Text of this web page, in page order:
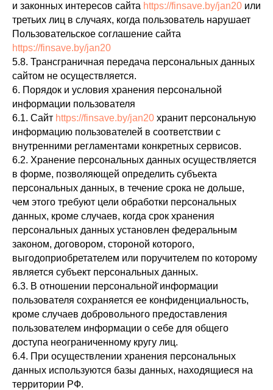
и законных интересов сайта https://finsave.by/jan20 или
третьих лиц в случаях, когда пользователь нарушает
Пользовательское соглашение сайта
https://finsave.by/jan20
5.8. Трансграничная передача персональных данных
сайтом не осуществляется.
6. Порядок и условия хранения персональной
информации пользователя
6.1. Сайт https://finsave.by/jan20 хранит персональную
информацию пользователей в соответствии с
внутренними регламентами конкретных сервисов.
6.2. Хранение персональных данных осуществляется
в форме, позволяющей определить субъекта
персональных данных, в течение срока не дольше,
чем этого требуют цели обработки персональных
данных, кроме случаев, когда срок хранения
персональных данных установлен федеральным
законом, договором, стороной которого,
выгодоприобретателем или поручителем по которому
является субъект персональных данных.
6.3. В отношении персональной̆ информации
пользователя сохраняется ее конфиденциальность,
кроме случаев добровольного предоставления
пользователем информации о себе для общего
доступа неограниченному кругу лиц.
6.4. При осуществлении хранения персональных
данных используются базы данных, находящиеся на
территории РФ.